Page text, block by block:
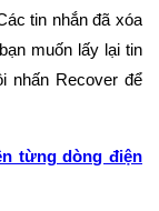
tin nhắn đã xóa
muốn lấy lại tin
nhấn Recover để
từng dòng điện